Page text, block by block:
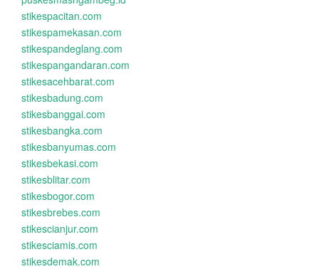
stikespacitan.com
stikespamekasan.com
stikespandeglang.com
stikespangandaran.com
stikesacehbarat.com
stikesbadung.com
stikesbanggai.com
stikesbangka.com
stikesbanyumas.com
stikesbekasi.com
stikesblitar.com
stikesbogor.com
stikesbrebes.com
stikescianjur.com
stikesciamis.com
stikesdemak.com